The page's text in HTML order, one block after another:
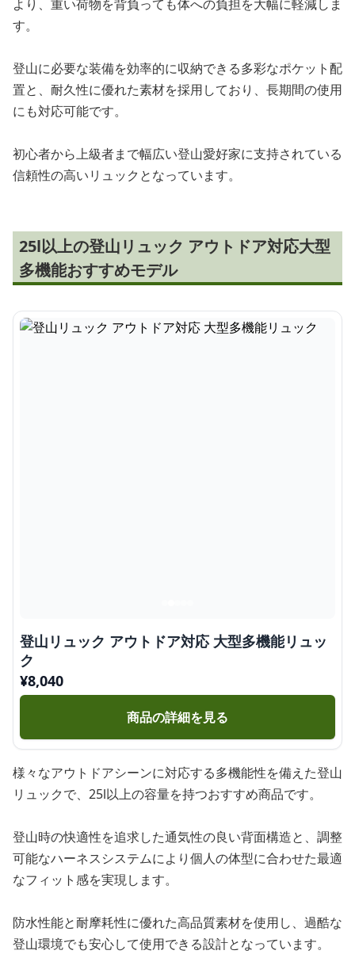
より、重い荷物を背負っても体への負担を大幅に軽減しま
す。
登山に必要な装備を効率的に収納できる多彩なポケット配
置と、耐久性に優れた素材を採用しており、長期間の使用
にも対応可能です。
初心者から上級者まで幅広い登山愛好家に支持されている
信頼性の高いリュックとなっています。
25l以上の登山リュック アウトドア対応大型
多機能おすすめモデル
登山リュック アウトドア対応 大型多機能リュッ
ク
¥8,040
商品の詳細を見る
様々なアウトドアシーンに対応する多機能性を備えた登山
リュックで、25l以上の容量を持つおすすめ商品です。
登山時の快適性を追求した通気性の良い背面構造と、調整
可能なハーネスシステムにより個人の体型に合わせた最適
なフィット感を実現します。
防水性能と耐摩耗性に優れた高品質素材を使用し、過酷な
登山環境でも安心して使用できる設計となっています。